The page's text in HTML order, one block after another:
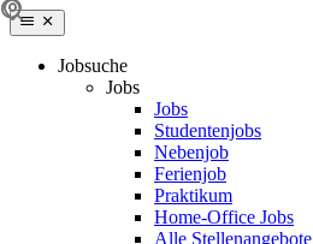
Jobsuche
Jobs
Jobs
Studentenjobs
Nebenjob
Ferienjob
Praktikum
Home-Office Jobs
Alle Stellenangebote